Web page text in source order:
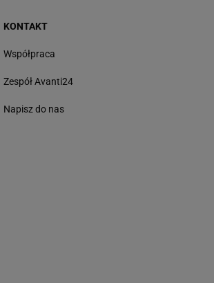
KONTAKT
Współpraca
Zespół Avanti24
Napisz do nas